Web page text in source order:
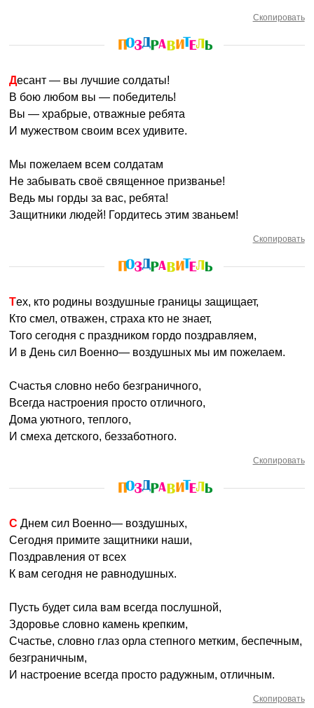
Скопировать
Десант — вы лучшие солдаты!
В бою любом вы — победитель!
Вы — храбрые, отважные ребята
И мужеством своим всех удивите.
Мы пожелаем всем солдатам
Не забывать своё священное призванье!
Ведь мы горды за вас, ребята!
Защитники людей! Гордитесь этим званьем!
Скопировать
Тех, кто родины воздушные границы защищает,
Кто смел, отважен, страха кто не знает,
Того сегодня с праздником гордо поздравляем,
И в День сил Военно— воздушных мы им пожелаем.
Счастья словно небо безграничного,
Всегда настроения просто отличного,
Дома уютного, теплого,
И смеха детского, беззаботного.
Скопировать
С Днем сил Военно— воздушных,
Сегодня примите защитники наши,
Поздравления от всех
К вам сегодня не равнодушных.
Пусть будет сила вам всегда послушной,
Здоровье словно камень крепким,
Счастье, словно глаз орла степного метким, беспечным,
безграничным,
И настроение всегда просто радужным, отличным.
Скопировать